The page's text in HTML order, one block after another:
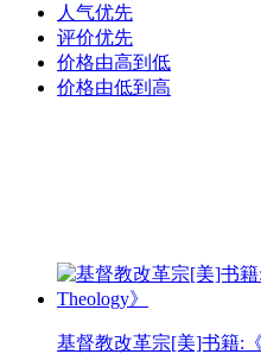
人气优先
评价优先
价格由高到低
价格由低到高
基督教改革宗[美]书籍: